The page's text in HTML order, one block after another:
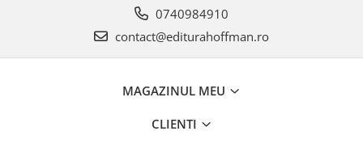
0740984910
contact@editurahoffman.ro
MAGAZINUL MEU
CLIENTI